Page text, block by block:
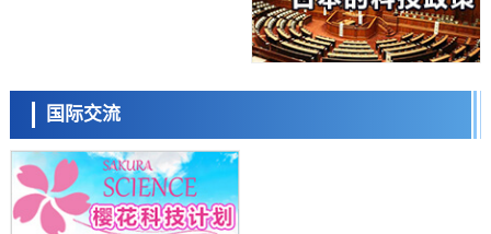
【AI法下篇】如何应对AI的不可控性——中央大学平野晋教授专访
的具体对策
科学研究
大阪大学开发基于水氢键网络的温度预测新方法，AI从分子排列信息中
高精度解读
经济・社会
【AI法上篇】如何对“将人生交给AI”保持危机感——中央大学平野晋教
授专访
科学研究
国际交流
流员